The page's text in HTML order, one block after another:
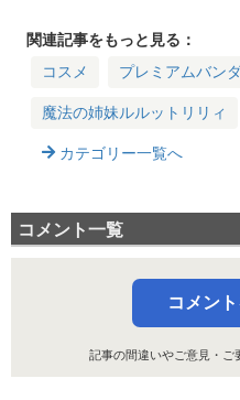
ダイで先行予約開始
関連記事をもっと見る：
コスメ
プレミアムバン
魔法の姉妹ルルットリリィ
カテゴリー一覧へ
コメント一覧
コメン
記事の間違いやご意見・ご